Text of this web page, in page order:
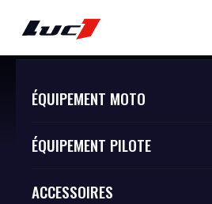
ÉQUIPEMENT MOTO
ÉQUIPEMENT PILOTE
ACCESSOIRES
BOUTIQUE
BOUTIQUE